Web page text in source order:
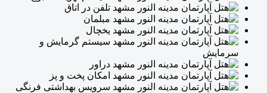
تلفن در اتاق
مبلمان
یخچال
سیستم گرمایش و
سرمایش
دراور
امکان پخت و پز
سرویس بهداشتی فرنگی